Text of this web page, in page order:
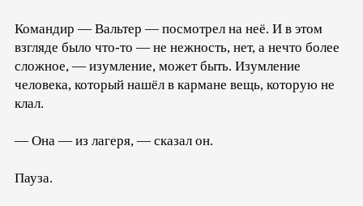
Командир — Вальтер — посмотрел на неё. И в этом
взгляде было что-то — не нежность, нет, а нечто более
сложное, — изумление, может быть. Изумление
человека, который нашёл в кармане вещь, которую не
клал.
— Она — из лагеря, — сказал он.
Пауза.